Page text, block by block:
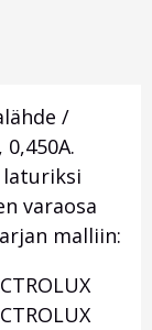
/
laturiksi
varaosa
malliin: